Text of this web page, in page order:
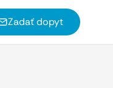
Zadať dopyt